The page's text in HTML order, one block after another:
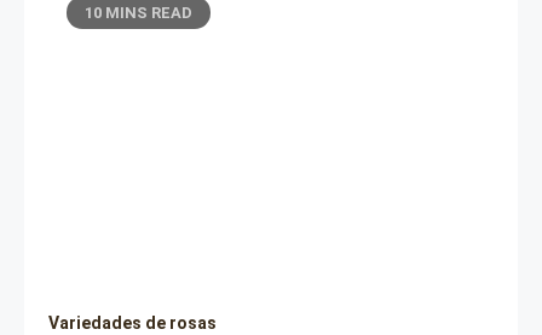
10 MINS READ
Variedades de rosas